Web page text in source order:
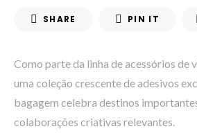
SHARE PIN IT
Como parte da linha de acessórios de
uma coleção crescente de adesivos
bagagem celebra destinos
colaborações criativas relevantes.